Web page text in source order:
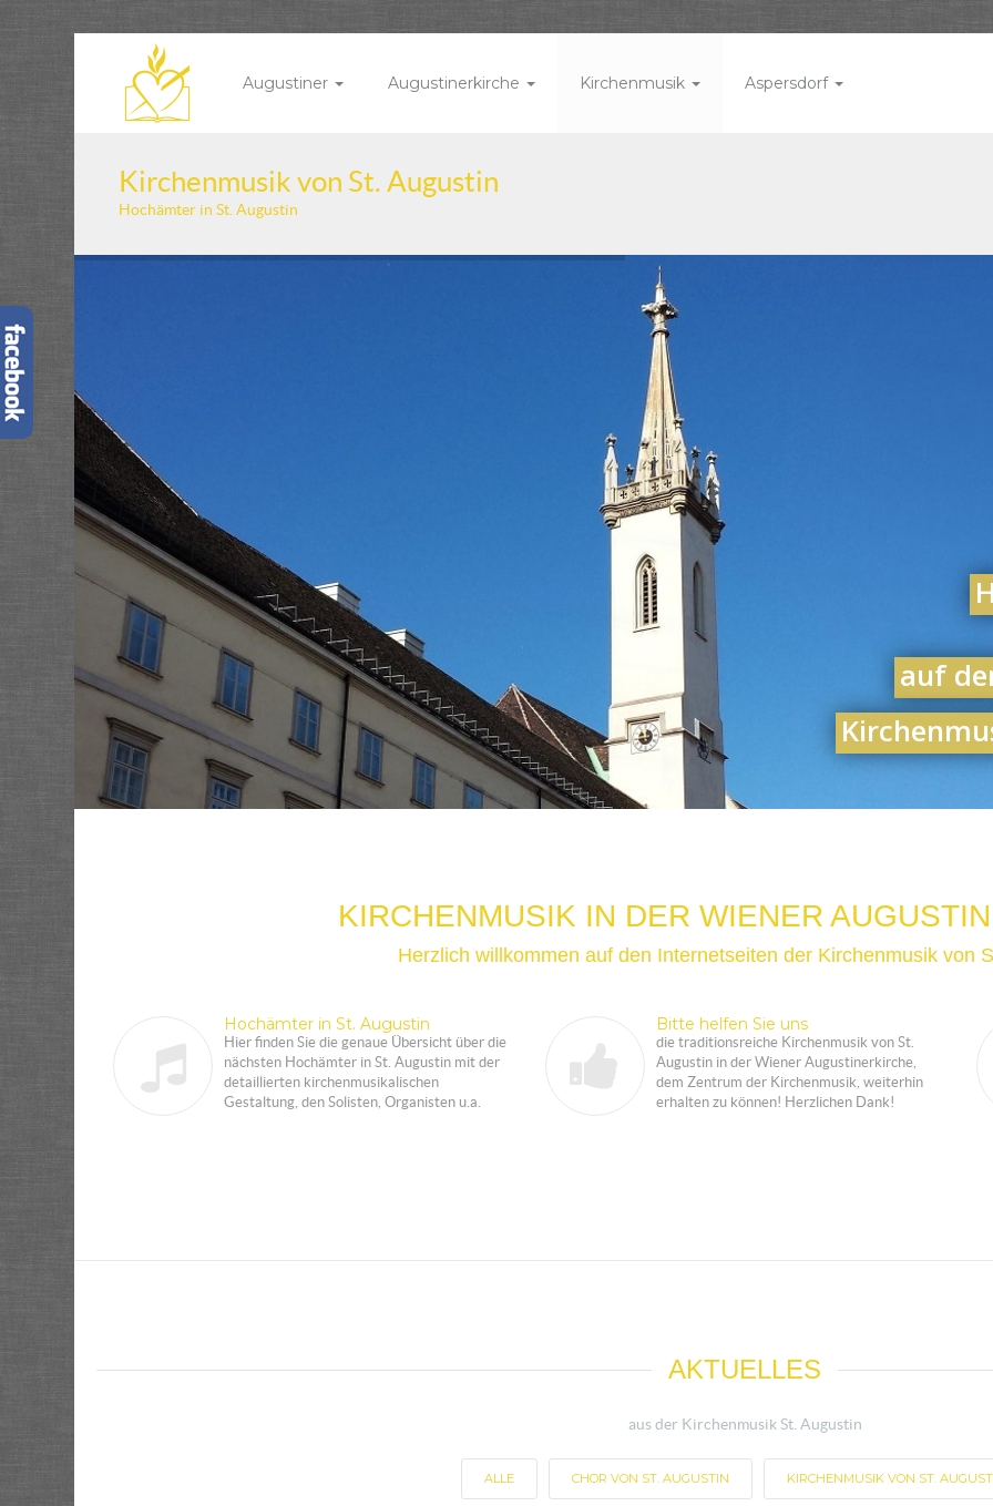
Augustiner Augustinerkirche Kirchenmusik Aspersdorf
Kirchenmusik von St. Augustin
Hochämter in St. Augustin
auf
KIRCHENMUSIK IN DER WIENER
Herzlich willkommen auf den Internetseiten der Kirchenmusik von
Hochämter in St. Augustin
Hier finden Sie die genaue Übersicht über die
nächsten Hochämter in St. Augustin mit der
detaillierten kirchenmusikalischen
Gestaltung, den Solisten, Organisten u.a.
Bitte helfen Sie uns
die traditionsreiche Kirchenmusik von St.
Augustin in der Wiener Augustinerkirche,
dem Zentrum der Kirchenmusik, weiterhin
erhalten zu können! Herzlichen Dank!
AKTUELLES
aus der Kirchenmusik St. Augustin
ALLE CHOR VON ST. AUGUSTIN KIRCHENMUSIK VON ST.